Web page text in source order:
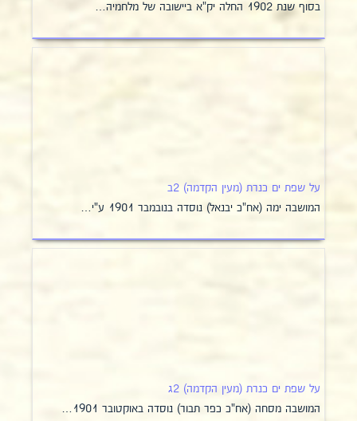
בסוף שנת 1902 החלה יק"א ביישובה של מלחמיה…
על שפת ים כנרת (מעין הקדמה) 2ב
המושבה ימה (אח"כ יבנאל) נוסדה בנובמבר 1901 ע"י…
על שפת ים כנרת (מעין הקדמה) 2ג
המושבה מסחה (אח"כ כפר תבור) נוסדה באוקטובר 1901…